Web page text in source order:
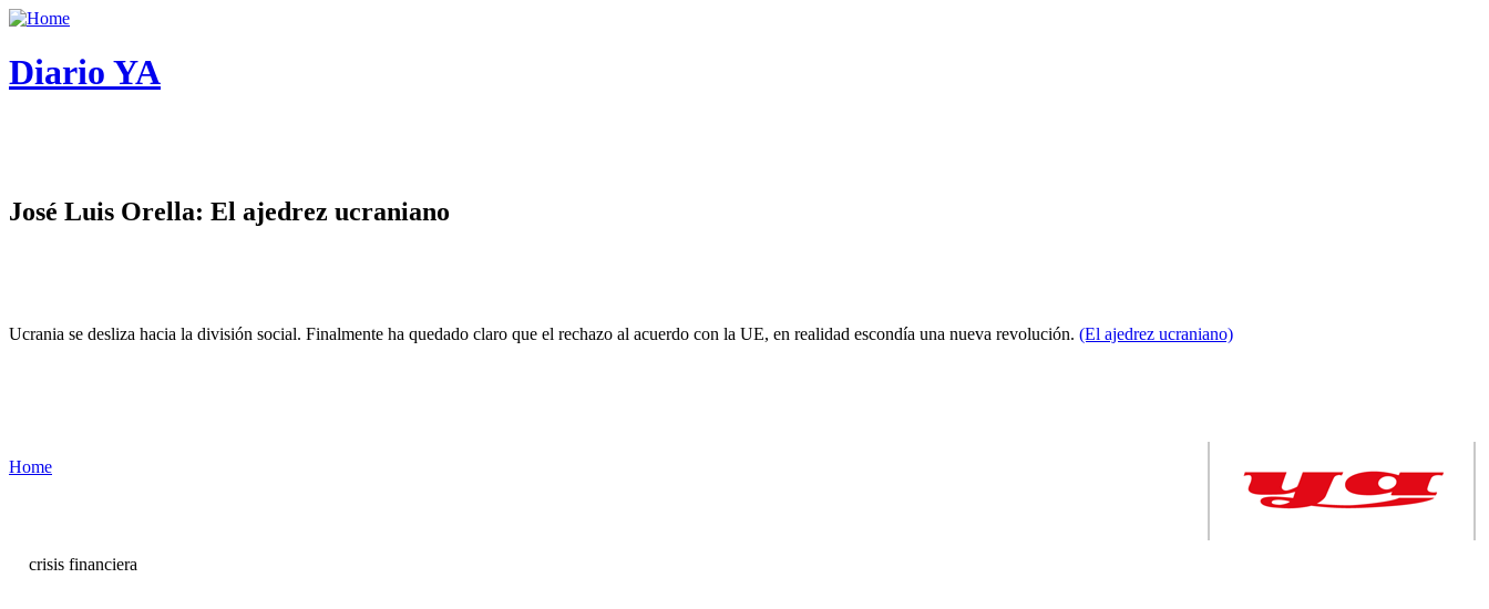
Diario YA
José Luis Orella: El ajedrez ucraniano
Ucrania se desliza hacia la división social. Finalmente ha quedado claro que el rechazo al acuerdo con la UE, en realidad escondía una nueva revolución. (El ajedrez ucraniano)
Home
crisis financiera